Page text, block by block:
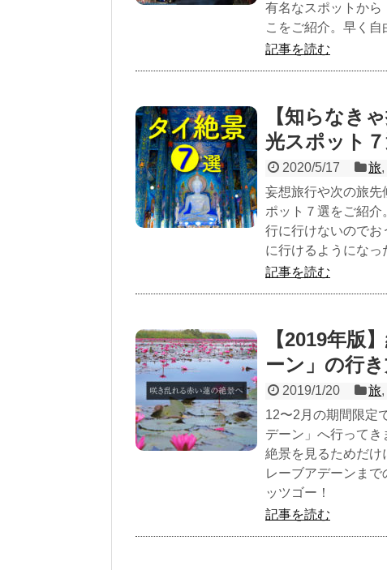
有名なスポットから
こをご紹介。早く自
記事を読む
【知らなき
光スポット
2020/5/17 旅
妄想旅行や次の旅先
ポット７選をご紹
行に行けないのでお
に行けるようになっ
記事を読む
【2019年版
ーン」の行
2019/1/20 旅
12〜2月の期間限定
デーン」へ行って
絶景を見るためだけ
レーブアデーンま
ッツゴー！
記事を読む